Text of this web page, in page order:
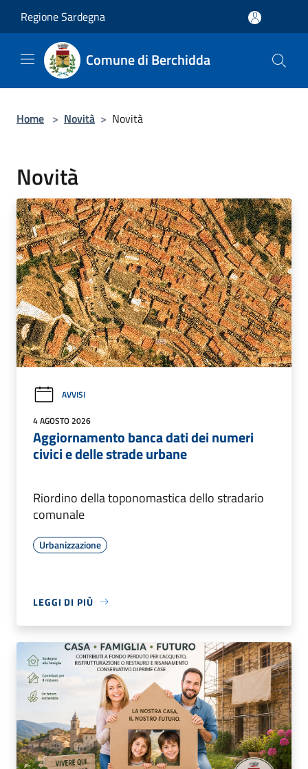
Regione Sardegna
Comune di Berchidda
Home > Novità > Novità
Novità
AVVISI
4 AGOSTO 2026
Aggiornamento banca dati dei numeri
civici e delle strade urbane
Riordino della toponomastica dello stradario
comunale
Urbanizzazione
LEGGI DI PIÙ